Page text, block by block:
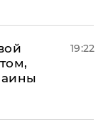
19:22